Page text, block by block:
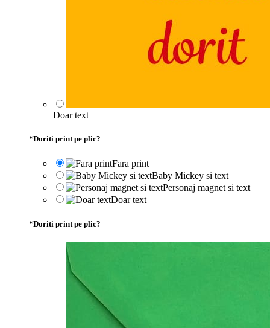
Doar text
*Doriti print pe plic?
Fara print
Baby Mickey si text
Personaj magnet si text
Doar text
*Doriti print pe plic?